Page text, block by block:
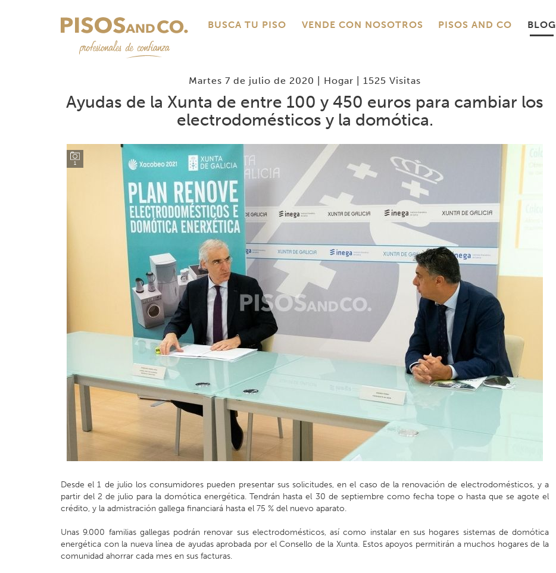
BUSCA TU PISO VENDE CON NOSOTROS PISOS AND CO BLOG
Martes 7 de julio de 2020 | Hogar | 1525 Visitas
Ayudas de la Xunta de entre 100 y 450 euros para cambiar los
electrodomésticos y la domótica.
1
Desde el 1 de julio los consumidores pueden presentar sus solicitudes, en el caso de la renovación de electrodomésticos, y a
partir del 2 de julio para la domótica energética. Tendrán hasta el 30 de septiembre como fecha tope o hasta que se agote el
crédito, y la admistración gallega financiará hasta el 75 % del nuevo aparato.
Unas 9.000 familias gallegas podrán renovar sus electrodomésticos, así como instalar en sus hogares sistemas de domótica
energética con la nueva línea de ayudas aprobada por el Consello de la Xunta. Estos apoyos permitirán a muchos hogares de la
comunidad ahorrar cada mes en sus facturas.